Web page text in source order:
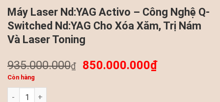
Máy Laser Nd:YAG Activo – Công Nghệ Q-
Switched Nd:YAG Cho Xóa Xăm, Trị Nám
Và Laser Toning
935.000.000₫ 850.000.000₫
Còn hàng
Máy Laser Nd:YAG Activo – Công Nghệ Q-Switched Nd:YAG